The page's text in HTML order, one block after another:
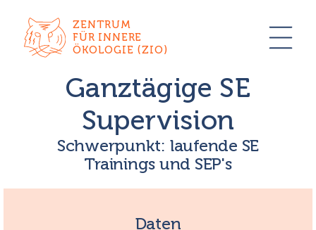
ZENTRUM
FÜR INNERE
ÖKOLOGIE (ZIO)
Ganztägige SE
Supervision
Schwerpunkt: laufende SE
Trainings und SEP's
Daten